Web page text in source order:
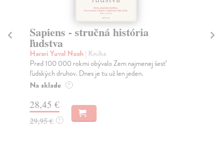
Sapiens - stručná história
ľudstva
Harari Yuval Noah | Kniha
Pred 100 000 rokmi obývalo Zem najmenej šesť
ľudských druhov. Dnes je tu už len jeden.
Na sklade ?
28,45 €
29,95 € ?